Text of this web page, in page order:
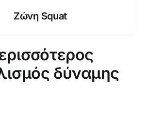
Ζώνη Squat
δύναμης